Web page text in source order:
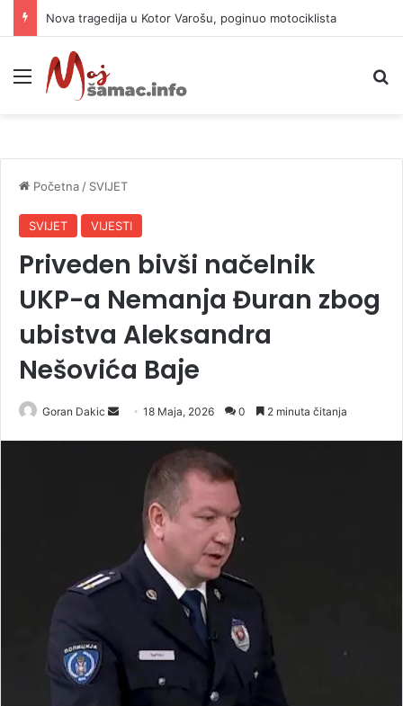
Srpska zadržala dosadašnji kreditni rejting
Meni
Početna / SVIJET
SVIJET VIJESTI
Priveden bivši načelnik
UKP-a Nemanja Đuran zbog
ubistva Aleksandra
Nešovića Baje
Goran Dakic
m
a
18 Maja, 2026 0 2 minuta čitanja